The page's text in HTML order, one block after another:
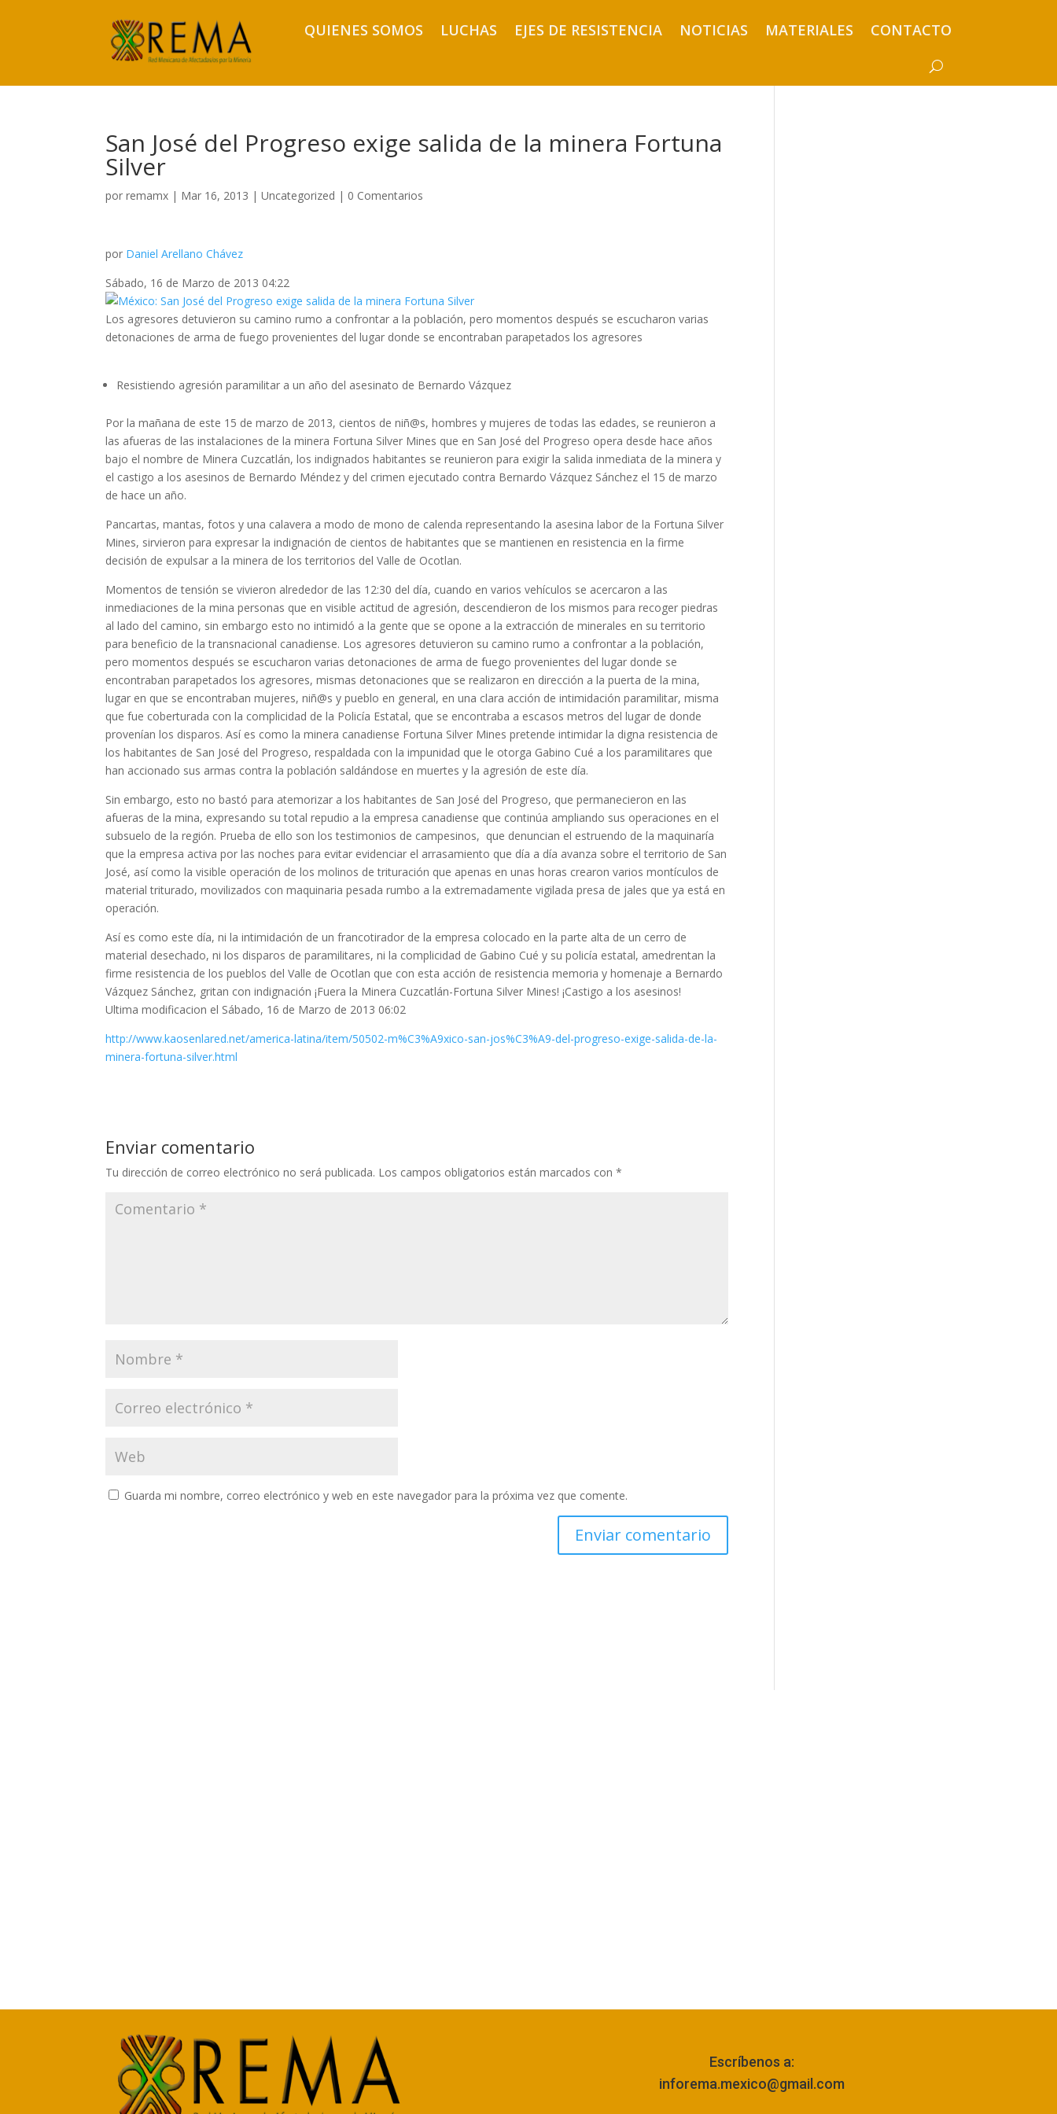
QUIENES SOMOS LUCHAS EJES DE RESISTENCIA NOTICIAS MATERIALES CONTACTO
San José del Progreso exige salida de la minera Fortuna
Silver
porremamx | Mar 16, 2013 |Uncategorized | 0 Comentarios
por Daniel Arellano Chávez
Sábado, 16 de Marzo de 2013 04:22
Los agresores detuvieron su camino rumo a confrontar a la población, pero momentos después se escucharon varias
detonaciones de arma de fuego provenientes del lugar donde se encontraban parapetados los agresores
Resistiendo agresión paramilitar a un año del asesinato de Bernardo Vázquez
Por la mañana de este 15 de marzo de 2013, cientos de niñ@s, hombres y mujeres de todas las edades, se reunieron a
las afueras de las instalaciones de la minera Fortuna Silver Mines que en San José del Progreso opera desde hace años
bajo el nombre de Minera Cuzcatlán, los indignados habitantes se reunieron para exigir la salida inmediata de la minera y
el castigo a los asesinos de Bernardo Méndez y del crimen ejecutado contra Bernardo Vázquez Sánchez el 15 de marzo
de hace un año.
Pancartas, mantas, fotos y una calavera a modo de mono de calenda representando la asesina labor de la Fortuna Silver
Mines, sirvieron para expresar la indignación de cientos de habitantes que se mantienen en resistencia en la firme
decisión de expulsar a la minera de los territorios del Valle de Ocotlan.
Momentos de tensión se vivieron alrededor de las 12:30 del día, cuando en varios vehículos se acercaron a las
inmediaciones de la mina personas que en visible actitud de agresión, descendieron de los mismos para recoger piedras
al lado del camino, sin embargo esto no intimidó a la gente que se opone a la extracción de minerales en su territorio
para beneficio de la transnacional canadiense. Los agresores detuvieron su camino rumo a confrontar a la población,
pero momentos después se escucharon varias detonaciones de arma de fuego provenientes del lugar donde se
encontraban parapetados los agresores, mismas detonaciones que se realizaron en dirección a la puerta de la mina,
lugar en que se encontraban mujeres, niñ@s y pueblo en general, en una clara acción de intimidación paramilitar, misma
que fue coberturada con la complicidad de la Policía Estatal, que se encontraba a escasos metros del lugar de donde
provenían los disparos. Así es como la minera canadiense Fortuna Silver Mines pretende intimidar la digna resistencia de
los habitantes de San José del Progreso, respaldada con la impunidad que le otorga Gabino Cué a los paramilitares que
han accionado sus armas contra la población saldándose en muertes y la agresión de este día.
Sin embargo, esto no bastó para atemorizar a los habitantes de San José del Progreso, que permanecieron en las
afueras de la mina, expresando su total repudio a la empresa canadiense que continúa ampliando sus operaciones en el
subsuelo de la región. Prueba de ello son los testimonios de campesinos, que denuncian el estruendo de la maquinaría
que la empresa activa por las noches para evitar evidenciar el arrasamiento que día a día avanza sobre el territorio de San
José, así como la visible operación de los molinos de trituración que apenas en unas horas crearon varios montículos de
material triturado, movilizados con maquinaria pesada rumbo a la extremadamente vigilada presa de jales que ya está en
operación.
Así es como este día, ni la intimidación de un francotirador de la empresa colocado en la parte alta de un cerro de
material desechado, ni los disparos de paramilitares, ni la complicidad de Gabino Cué y su policía estatal, amedrentan la
firme resistencia de los pueblos del Valle de Ocotlan que con esta acción de resistencia memoria y homenaje a Bernardo
Vázquez Sánchez, gritan con indignación ¡Fuera la Minera Cuzcatlán-Fortuna Silver Mines! ¡Castigo a los asesinos!
Ultima modificacion el Sábado, 16 de Marzo de 2013 06:02
http://www.kaosenlared.net/america-latina/item/50502-m%C3%A9xico-san-jos%C3%A9-del-progreso-exige-salida-de-la-
minera-fortuna-silver.html
Enviar comentario
Tu dirección de correo electrónico no será publicada. Los campos obligatorios están marcados con*
Guarda mi nombre, correo electrónico y web en este navegador para la próxima vez que comente.
Escríbenos a:
inforema.mexico@gmail.com